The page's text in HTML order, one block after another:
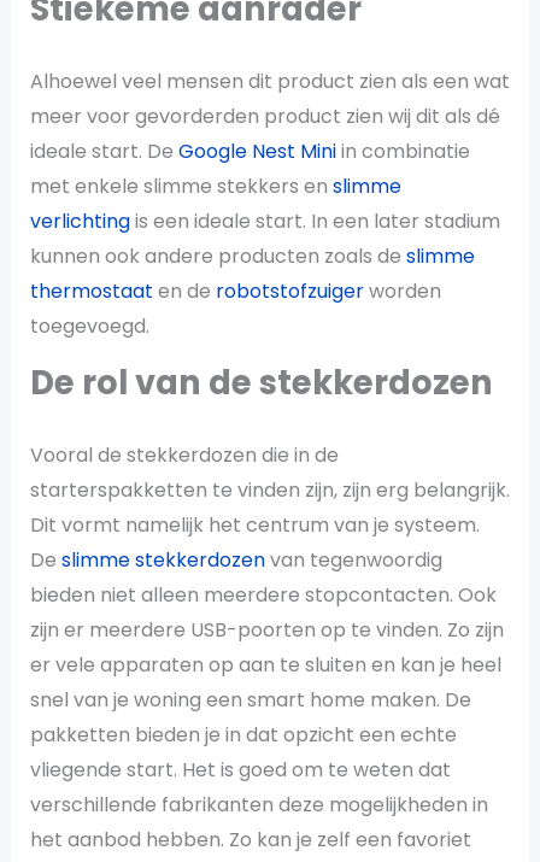
Alhoewel veel mensen dit product zien als een wat
meer voor gevorderden product zien wij dit als dé
ideale start. De Google Nest Miniin combinatie
met enkele slimme stekkers en slimme
verlichtingis een ideale start. In een later stadium
kunnen ook andere producten zoals de slimme
thermostaat en de robotstofzuigerworden
toegevoegd.
De rol van de stekkerdozen
Vooral de stekkerdozen die in de
starterspakketten te vinden zijn, zijn erg belangrijk.
Dit vormt namelijk het centrum van je systeem.
De slimme stekkerdozenvan tegenwoordig
bieden niet alleen meerdere stopcontacten. Ook
zijn er meerdere USB-poorten op te vinden. Zo zijn
er vele apparaten op aan te sluiten en kan je heel
snel van je woning een smart home maken. De
pakketten bieden je in dat opzicht een echte
vliegende start. Het is goed om te weten dat
verschillende fabrikanten deze mogelijkheden in
het aanbod hebben. Zo kan je zelf een favoriet